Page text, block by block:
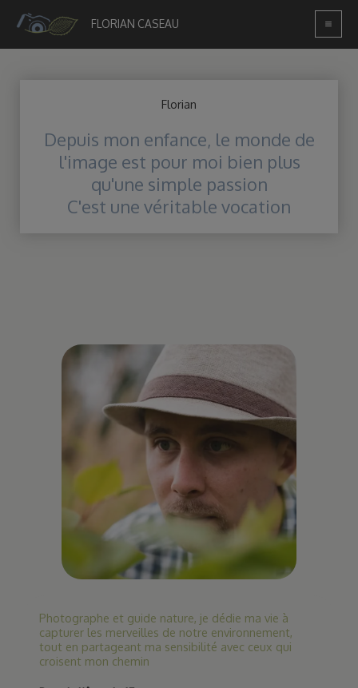
FLORIAN CASEAU
Florian
Depuis mon enfance, le monde de
l'image est pour moi bien plus
qu'une simple passion
C'est une véritable vocation
Photographe et guide nature, je dédie ma vie à
capturer les merveilles de notre environnement,
tout en partageant ma sensibilité avec ceux qui
croisent mon chemin